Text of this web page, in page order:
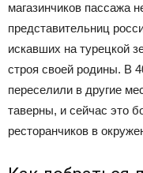
магазинчиков пассажа
представительниц
искавших на турецкой
строя своей родины. В
переселили в другие
таверны, и сейчас это
ресторанчиков в